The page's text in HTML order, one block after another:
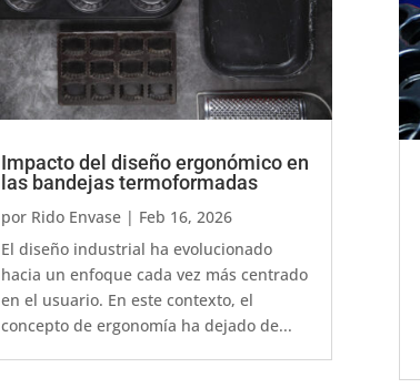
Impacto del diseño ergonómico en
las bandejas termoformadas
por Rido Envase| Feb 16, 2026
El diseño industrial ha evolucionado
hacia un enfoque cada vez más centrado
en el usuario. En este contexto, el
concepto de ergonomía ha dejado de...